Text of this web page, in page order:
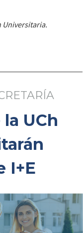
Universitaria.
UCh
I+E